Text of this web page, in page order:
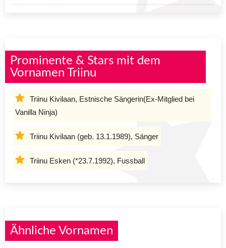
Prominente & Stars mit dem
Vornamen Triinu
Triinu Kivilaan, Estnische Sängerin(Ex-Mitglied bei
Vanilla Ninja)
Triinu Kivilaan (geb. 13.1.1989), Sänger
Triinu Esken (*23.7.1992), Fussball
Ähnliche Vornamen